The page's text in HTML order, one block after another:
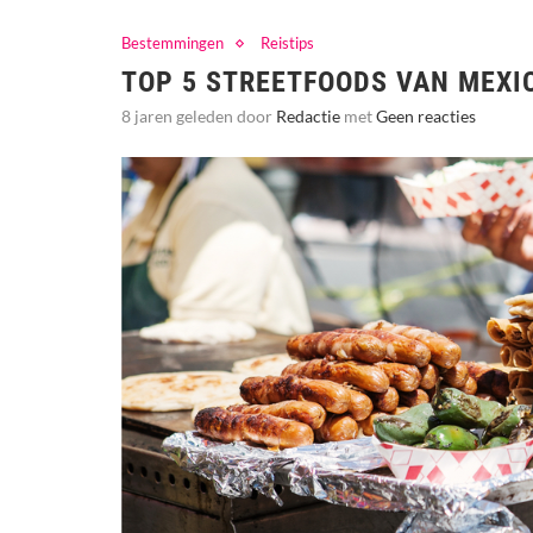
Bestemmingen Reistips
TOP 5 STREETFOODS VAN
8 jaren geleden door Redactie metGeen reacties